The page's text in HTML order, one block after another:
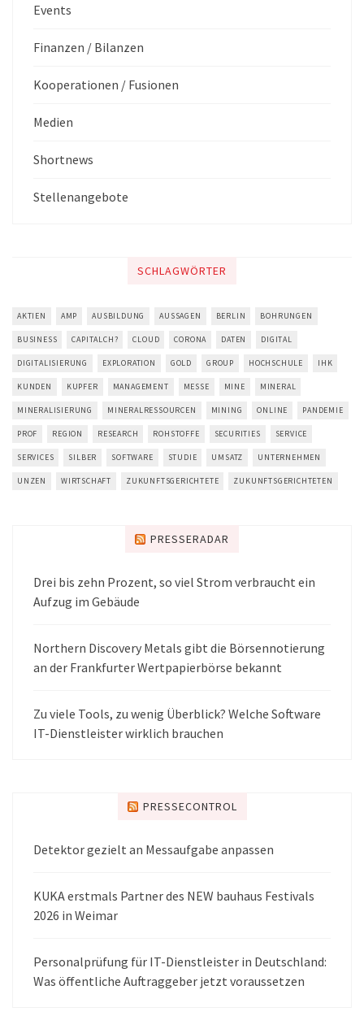
Events
Finanzen / Bilanzen
Kooperationen / Fusionen
Medien
Shortnews
Stellenangebote
SCHLAGWÖRTER
AKTIEN AMP AUSBILDUNG AUSSAGEN BERLIN BOHRUNGEN
BUSINESS CAPITALCH? CLOUD CORONA DATEN DIGITAL
DIGITALISIERUNG EXPLORATION GOLD GROUP HOCHSCHULE IHK
KUNDEN KUPFER MANAGEMENT MESSE MINE MINERAL
MINERALISIERUNG MINERALRESSOURCEN MINING ONLINE PANDEMIE
PROF REGION RESEARCH ROHSTOFFE SECURITIES SERVICE
SERVICES SILBER SOFTWARE STUDIE UMSATZ UNTERNEHMEN
UNZEN WIRTSCHAFT ZUKUNFTSGERICHTETE ZUKUNFTSGERICHTETEN
PRESSERADAR
Drei bis zehn Prozent, so viel Strom verbraucht ein
Aufzug im Gebäude
Northern Discovery Metals gibt die Börsennotierung
an der Frankfurter Wertpapierbörse bekannt
Zu viele Tools, zu wenig Überblick? Welche Software
IT-Dienstleister wirklich brauchen
PRESSECONTROL
Detektor gezielt an Messaufgabe anpassen
KUKA erstmals Partner des NEW bauhaus Festivals
2026 in Weimar
Personalprüfung für IT-Dienstleister in Deutschland:
Was öffentliche Auftraggeber jetzt voraussetzen